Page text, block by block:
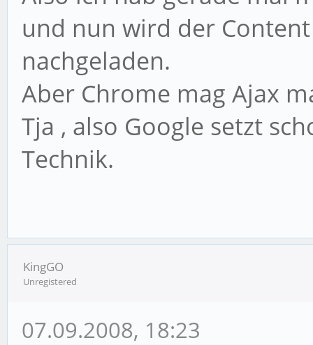
und nun wird der
nachgeladen.
Aber Chrome mag Ajax
Tja , also Google setzt
Technik.
KingGO
Unregistered
07.09.2008, 18:23